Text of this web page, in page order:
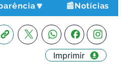
📰Notícias
Imprimir